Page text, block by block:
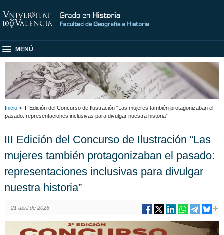
MENÚ
Inicio > III Edición del Concurso de Ilustración “Las mujeres también protagonizaban el
pasado: representaciones inclusivas para divulgar nuestra historia”
III Edición del Concurso de Ilustración “Las
mujeres también protagonizaban el pasado:
representaciones inclusivas para divulgar
nuestra historia”
21 abril de 2026